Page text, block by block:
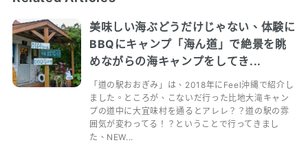
美味しい海ぶどうだけじゃない、体験に
BBQにキャンプ「海ん道」で絶景を眺
めながらの海キャンプをしてき...
「道の駅おおぎみ」は、2018年にFeel沖縄で紹介し
ました。ところが、こないだ行った比地大滝キャン
プの道中に大宜味村を通るとアレレ？？道の駅の雰
囲気が変わってる！？ということで行ってきまし
た、NEW...